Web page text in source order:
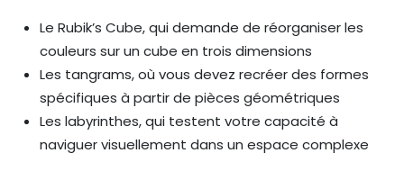
Le Rubik’s Cube, qui demande de réorganiser les
couleurs sur un cube en trois dimensions
Les tangrams, où vous devez recréer des formes
spécifiques à partir de pièces géométriques
Les labyrinthes, qui testent votre capacité à
naviguer visuellement dans un espace complexe